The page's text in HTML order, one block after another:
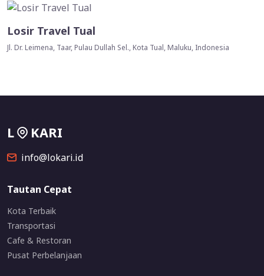
Losir Travel Tual
Jl. Dr. Leimena, Taar, Pulau Dullah Sel., Kota Tual, Maluku, Indonesia
L KARI
info@lokari.id
Tautan Cepat
Kota Terbaik
Transportasi
Cafe & Restoran
Pusat Perbelanjaan